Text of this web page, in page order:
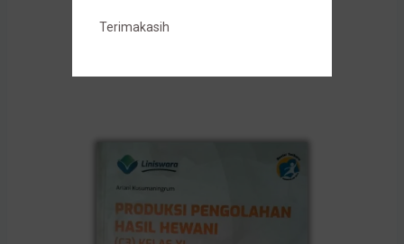
Terimakasih